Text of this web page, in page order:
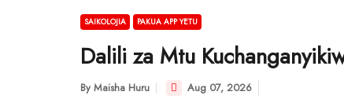
SAIKOLOJIA PAKUA APP YETU
Dalili za Mtu
By Maisha Huru Aug 07, 2026